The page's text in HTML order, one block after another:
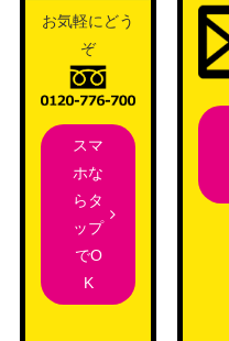
お気軽にどう
ぞ
スマ
ホな
らタ
ップ
でO
K